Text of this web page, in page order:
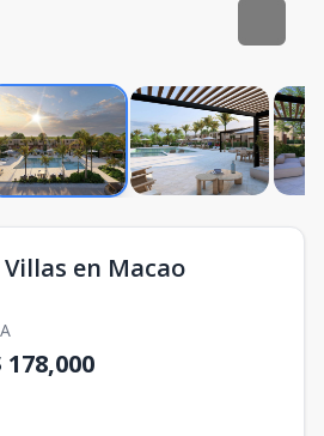
en Macao
178,000